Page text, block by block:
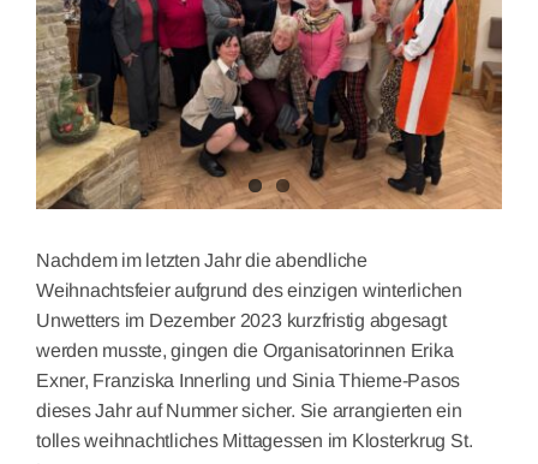
Nachdem im letzten Jahr die abendliche
Weihnachtsfeier aufgrund des einzigen winterlichen
Unwetters im Dezember 2023 kurzfristig abgesagt
werden musste, gingen die Organisatorinnen Erika
Exner, Franziska Innerling und Sinia Thieme-Pasos
dieses Jahr auf Nummer sicher. Sie arrangierten ein
tolles weihnachtliches Mittagessen im Klosterkrug St.